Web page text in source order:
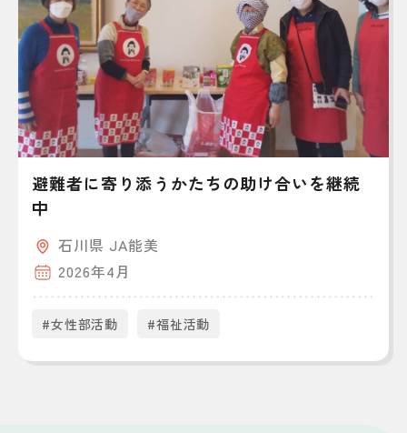
避難者に寄り添うかたちの助け合いを継続
中
石川県 JA能美
2026年4月
#女性部活動 #福祉活動